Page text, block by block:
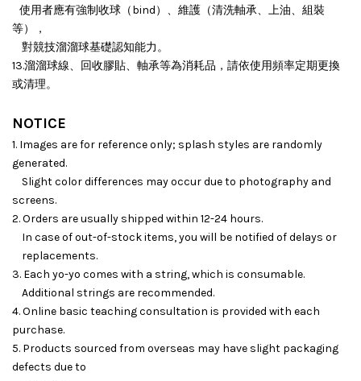
使用者應有強制收球（bind）、維護（清洗軸承、上油、組裝
等），
對競技溜溜球基礎認知能力。
13.溜溜球線、回收膠貼、軸承等為消耗品，請依使用頻率定期更換
或清理。
NOTICE
1. Images are for reference only; splash styles are randomly
generated.
Slight color differences may occur due to photography and
screens.
2. Orders are usually shipped within 12-24 hours.
In case of out-of-stock items, you will be notified of delays or
replacements.
3. Each yo-yo comes with a string, which is consumable.
Additional strings are recommended.
4. Online basic teaching consultation is provided with each
purchase.
5. Products sourced from overseas may have slight packaging
defects due to